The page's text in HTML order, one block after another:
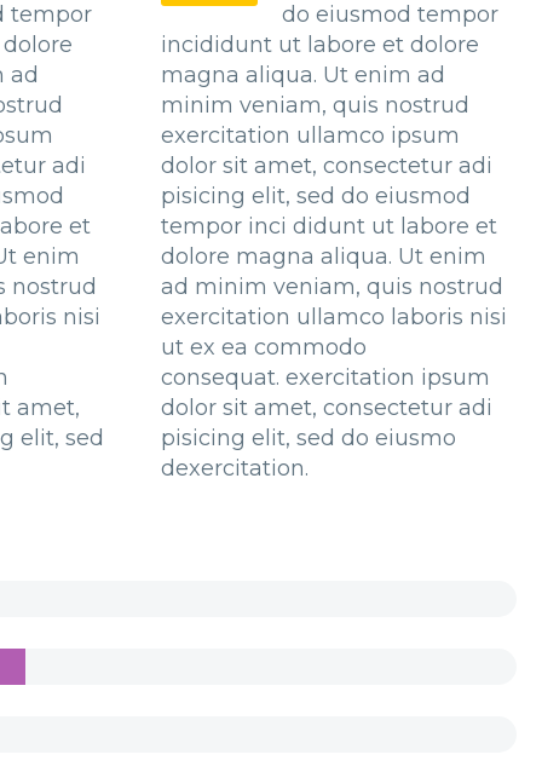
tempor
ad
adi
et
enim
nostrud
nisi
amet,
elit, sed
do eiusmod tempor
incididunt ut labore et dolore
magna aliqua. Ut enim ad
minim veniam, quis nostrud
exercitation ullamco ipsum
dolor sit amet, consectetur adi
pisicing elit, sed do eiusmod
tempor inci didunt ut labore et
dolore magna aliqua. Ut enim
ad minim veniam, quis nostrud
exercitation ullamco laboris nisi
ut ex ea commodo
consequat. exercitation ipsum
dolor sit amet, consectetur adi
pisicing elit, sed do eiusmo
dexercitation.